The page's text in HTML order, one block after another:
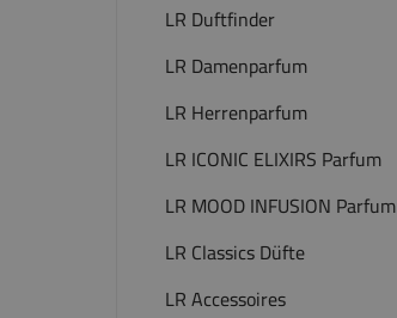
LR Duftfinder
LR Damenparfum
LR Herrenparfum
LR ICONIC ELIXIRS Parfum
LR MOOD INFUSION Parfum
LR Classics Düfte
LR Accessoires